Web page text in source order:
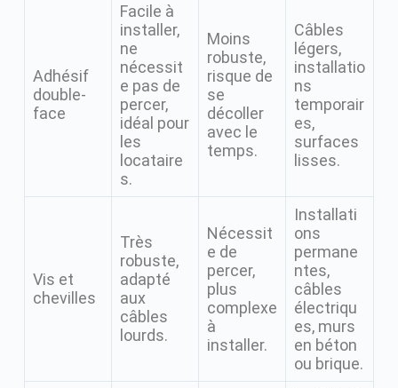
Adhésif
double-
face
Facile à
installer,
ne
nécessit
e pas de
percer,
idéal pour
les
locataire
s.
Moins
robuste,
risque de
se
décoller
avec le
temps.
Câbles
légers,
installatio
ns
temporair
es,
surfaces
lisses.
Vis et
chevilles
Très
robuste,
adapté
aux
câbles
lourds.
Nécessit
e de
percer,
plus
complexe
à
installer.
Installati
ons
permane
ntes,
câbles
électriqu
es, murs
en béton
ou brique.